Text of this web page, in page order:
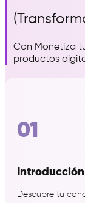
Con Monetiza
productos
01
Descubre tu